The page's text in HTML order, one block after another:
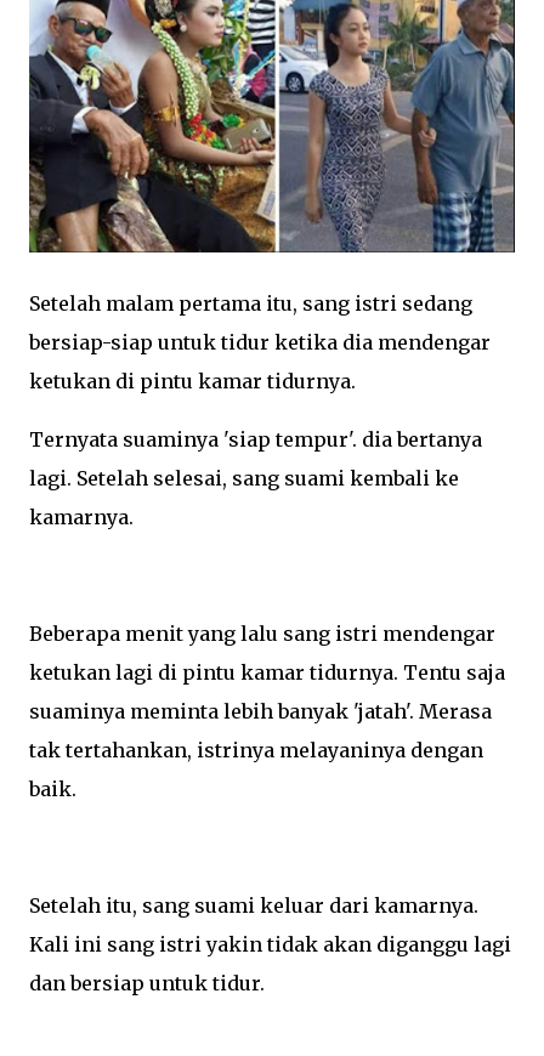
Setelah malam pertama itu, sang istri sedang
bersiap-siap untuk tidur ketika dia mendengar
ketukan di pintu kamar tidurnya.
Ternyata suaminya 'siap tempur'. dia bertanya
lagi. Setelah selesai, sang suami kembali ke
kamarnya.
Beberapa menit yang lalu sang istri mendengar
ketukan lagi di pintu kamar tidurnya. Tentu saja
suaminya meminta lebih banyak 'jatah'. Merasa
tak tertahankan, istrinya melayaninya dengan
baik.
Setelah itu, sang suami keluar dari kamarnya.
Kali ini sang istri yakin tidak akan diganggu lagi
dan bersiap untuk tidur.